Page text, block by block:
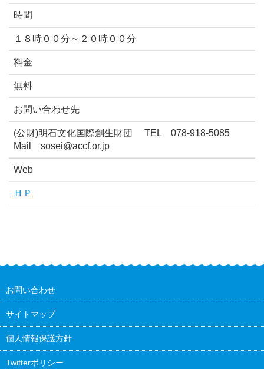
時間
１８時００分～２０時００分
料金
無料
お問い合わせ先
(公財)明石文化国際創生財団 TEL 078-918-5085
Mail sosei@accf.or.jp
Web
ＨＰ
お問い合わせ
サイトマップ
個人情報保護方針
Twitterポリシー